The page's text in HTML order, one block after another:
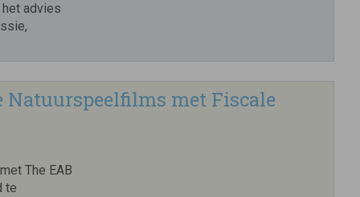
advies
Natuurspeelfilms met Fiscale
The EAB
te